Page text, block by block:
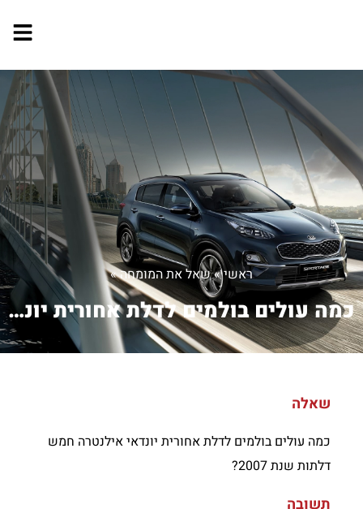
ראשי»שאל את המומחה»
כמה עולים בולמים לדלת אחורית יונדאי א...
שאלה
כמה עולים בולמים לדלת אחורית יונדאי אילנטרה חמש
דלתות שנת 2007?
תשובה